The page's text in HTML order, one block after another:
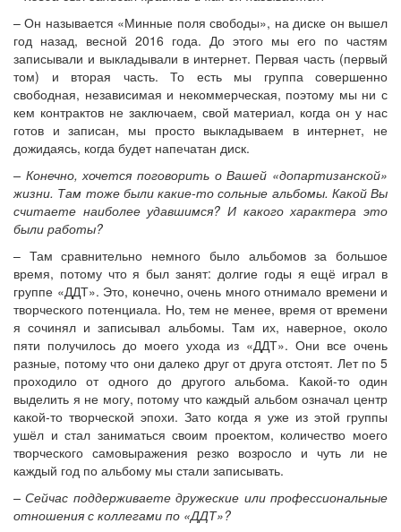
– Он называется «Минные поля свободы», на диске он вышел
год назад, весной 2016 года. До этого мы его по частям
записывали и выкладывали в интернет. Первая часть (первый
том) и вторая часть. То есть мы группа совершенно
свободная, независимая и некоммерческая, поэтому мы ни с
кем контрактов не заключаем, свой материал, когда он у нас
готов и записан, мы просто выкладываем в интернет, не
дожидаясь, когда будет напечатан диск.
– Конечно, хочется поговорить о Вашей «допартизанской»
жизни. Там тоже были какие-то сольные альбомы. Какой Вы
считаете наиболее удавшимся? И какого характера это
были работы?
– Там сравнительно немного было альбомов за большое
время, потому что я был занят: долгие годы я ещё играл в
группе «ДДТ». Это, конечно, очень много отнимало времени и
творческого потенциала. Но, тем не менее, время от времени
я сочинял и записывал альбомы. Там их, наверное, около
пяти получилось до моего ухода из «ДДТ». Они все очень
разные, потому что они далеко друг от друга отстоят. Лет по 5
проходило от одного до другого альбома. Какой-то один
выделить я не могу, потому что каждый альбом означал центр
какой-то творческой эпохи. Зато когда я уже из этой группы
ушёл и стал заниматься своим проектом, количество моего
творческого самовыражения резко возросло и чуть ли не
каждый год по альбому мы стали записывать.
– Сейчас поддерживаете дружеские или профессиональные
отношения с коллегами по «ДДТ»?